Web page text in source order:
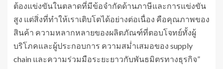
ต้องแข่งขันในตลาดที่มีข้อจำกัดด้านภาษีและการแข่งขัน
สูง แต่สิ่งที่ทำให้เราเติบโตได้อย่างต่อเนื่อง คือคุณภาพของ
สินค้า ความหลากหลายของผลิตภัณฑ์ที่ตอบโจทย์ทั้งผู้
บริโภคและผู้ประกอบการ ความสม่ำเสมอของ supply
chain และความร่วมมือระยะยาวกับพันธมิตรทางธุรกิจ”